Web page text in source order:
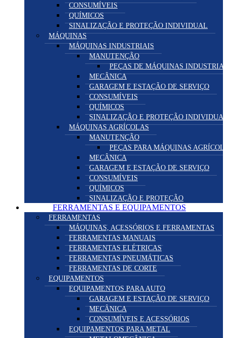
CONSUMÍVEIS
QUÍMICOS
SINALIZAÇÃO E PROTEÇÃO INDIVIDUAL
MÁQUINAS
MÁQUINAS INDUSTRIAIS
MANUTENÇÃO
PEÇAS DE MÁQUINAS
MECÂNICA
GARAGEM E ESTAÇÃO DE SERVIÇO
CONSUMÍVEIS
QUÍMICOS
SINALIZAÇÃO E PROTEÇÃO
MÁQUINAS AGRÍCOLAS
MANUTENÇÃO
PEÇAS PARA MÁQUINAS
MECÂNICA
GARAGEM E ESTAÇÃO DE SERVIÇO
CONSUMÍVEIS
QUÍMICOS
SINALIZAÇÃO E PROTEÇÃO
FERRAMENTAS E EQUIPAMENTOS
FERRAMENTAS
MÁQUINAS, ACESSÓRIOS E FERRAMENTAS
FERRAMENTAS MANUAIS
FERRAMENTAS ELÉTRICAS
FERRAMENTAS PNEUMÁTICAS
FERRAMENTAS DE CORTE
EQUIPAMENTOS
EQUIPAMENTOS PARA AUTO
GARAGEM E ESTAÇÃO DE SERVIÇO
MECÂNICA
CONSUMÍVEIS E ACESSÓRIOS
EQUIPAMENTOS PARA METAL